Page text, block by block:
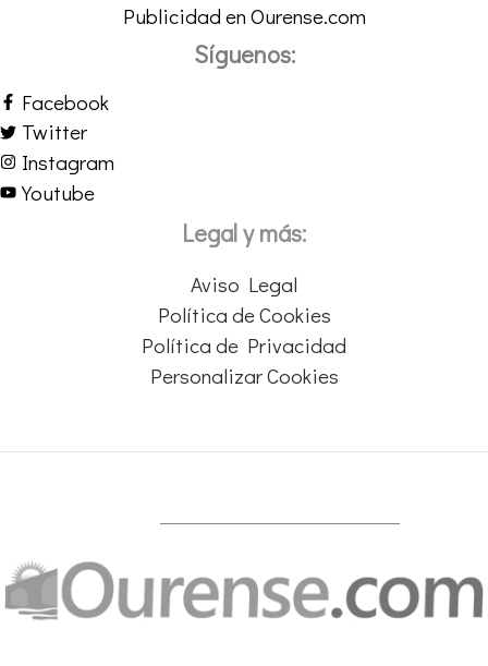
Publicidad en Ourense.com
Síguenos:
Facebook
Twitter
Instagram
Youtube
Legal y más:
Aviso Legal
Política de Cookies
Política de Privacidad
Personalizar Cookies